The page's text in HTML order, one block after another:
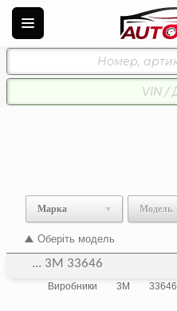
Марка Модель
Оберіть модель
... 3M 33646
Виробники 3M 33646